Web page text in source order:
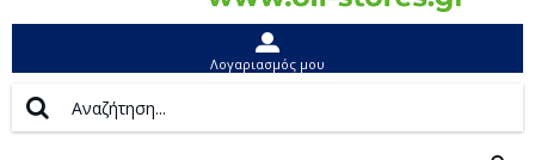
Λογαριασμός μου